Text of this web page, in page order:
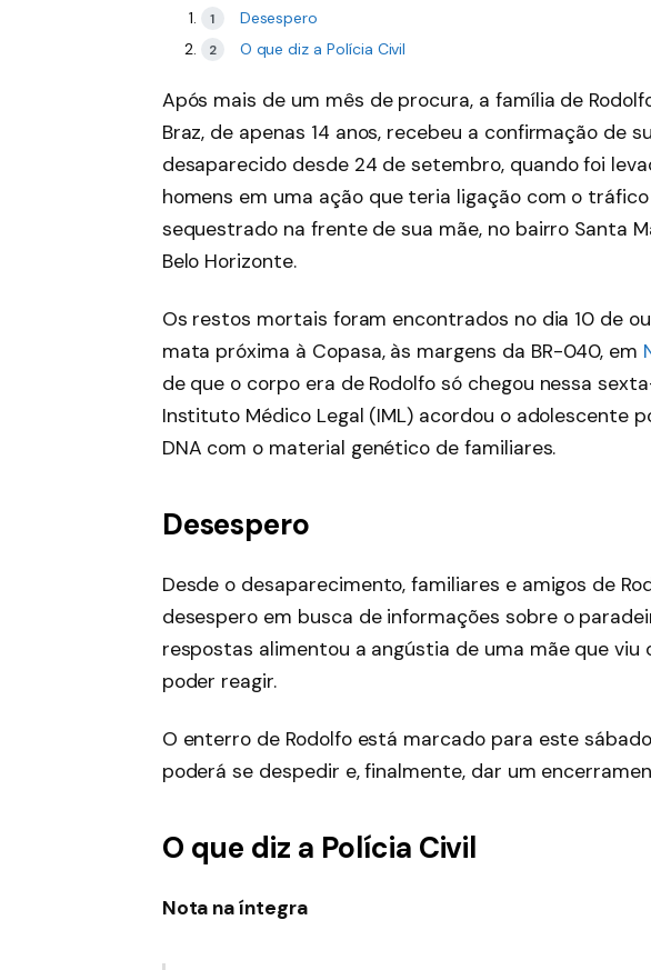
Desespero
O que diz a Polícia Civil
Após mais de um mês de procura, a família de
Braz, de apenas 14 anos, recebeu a confirmação de
desaparecido desde 24 de setembro, quando foi
homens em uma ação que teria ligação com o
sequestrado na frente de sua mãe, no bairro Santa
Belo Horizonte.
Os restos mortais foram encontrados no dia 10 de
mata próxima à Copasa, às margens da BR-040, em
de que o corpo era de Rodolfo só chegou nessa
Instituto Médico Legal (IML) acordou o adolescente
DNA com o material genético de familiares.
Desespero
Desde o desaparecimento, familiares e amigos de
desespero em busca de informações sobre o
respostas alimentou a angústia de uma mãe que viu
poder reagir.
O enterro de Rodolfo está marcado para este
poderá se despedir e, finalmente, dar um
O que diz a Polícia Civil
Nota na íntegra